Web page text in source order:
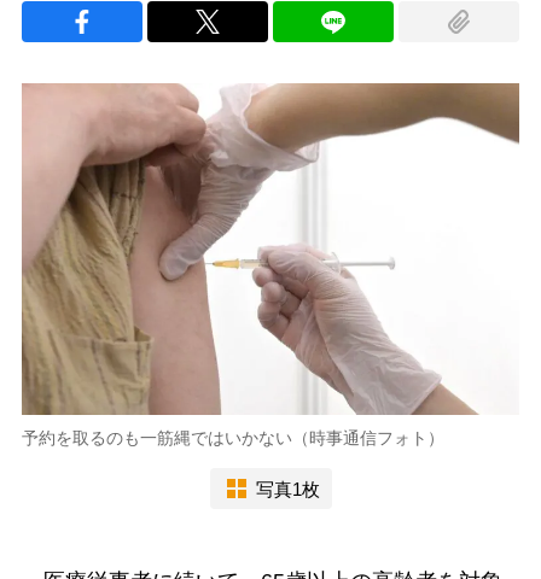
予約を取るのも一筋縄ではいかない（時事通信フォト）
写真1枚